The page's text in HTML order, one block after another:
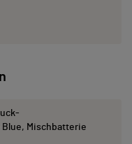
Mischbatterie